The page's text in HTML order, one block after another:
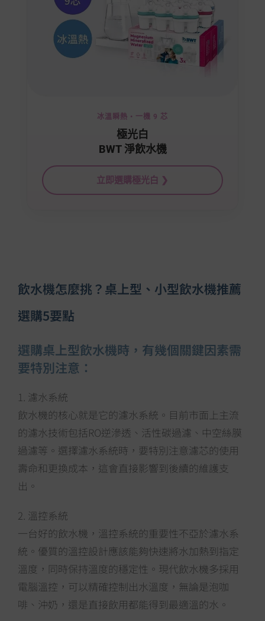
冰溫瞬熱 • 一機 9 芯
極光白
BWT 淨飲水機
立即選購極光白 ❯
飲水機怎麼挑？桌上型、小型飲水機推薦
選購5要點
選購桌上型飲水機時，有幾個關鍵因素需
要特別注意：
1. 濾水系統
飲水機的核心就是它的濾水系統。目前市面上主流
的濾水技術包括RO逆滲透、活性碳過濾、中空絲膜
過濾等。選擇濾水系統時，要特別注意濾芯的使用
壽命和更換成本，這會直接影響到後續的維護支
出。
2. 溫控系統
一台好的飲水機，溫控系統的重要性不亞於濾水系
統。優質的溫控設計應該能夠快速將水加熱到指定
溫度，同時保持溫度的穩定性。現代飲水機多採用
電腦溫控，可以精確控制出水溫度，無論是泡咖
啡、沖奶，還是直接飲用都能得到最適溫的水。